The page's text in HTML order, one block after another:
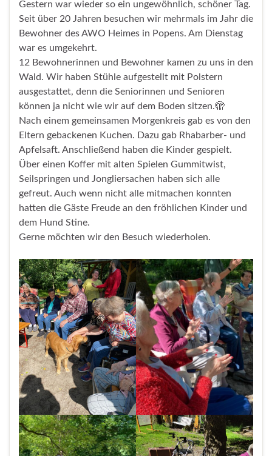
Gestern war wieder so ein ungewöhnlich, schöner Tag.
Seit über 20 Jahren besuchen wir mehrmals im Jahr die
Bewohner des AWO Heimes in Popens. Am Dienstag
war es umgekehrt.
12 Bewohnerinnen und Bewohner kamen zu uns in den
Wald. Wir haben Stühle aufgestellt mit Polstern
ausgestattet, denn die Seniorinnen und Senioren
können ja nicht wie wir auf dem Boden sitzen.🫣
Nach einem gemeinsamen Morgenkreis gab es von den
Eltern gebackenen Kuchen. Dazu gab Rhabarber- und
Apfelsaft. Anschließend haben die Kinder gespielt.
Über einen Koffer mit alten Spielen Gummitwist,
Seilspringen und Jongliersachen haben sich alle
gefreut. Auch wenn nicht alle mitmachen konnten
hatten die Gäste Freude an den fröhlichen Kinder und
dem Hund Stine.
Gerne möchten wir den Besuch wiederholen.